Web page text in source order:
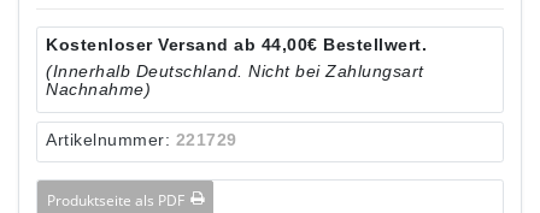
Kostenloser Versand ab 44,00€ Bestellwert.
(Innerhalb Deutschland. Nicht bei Zahlungsart
Nachnahme)
Artikelnummer: 221729
Produktseite als PDF